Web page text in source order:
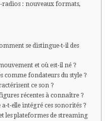
: nouveaux formats,
se distingue‑t‑il des
et où est‑il né ?
comme fondateurs du style ?
ce son ?
récentes à connaître ?
intégré ces sonorités ?
les plateformes de streaming